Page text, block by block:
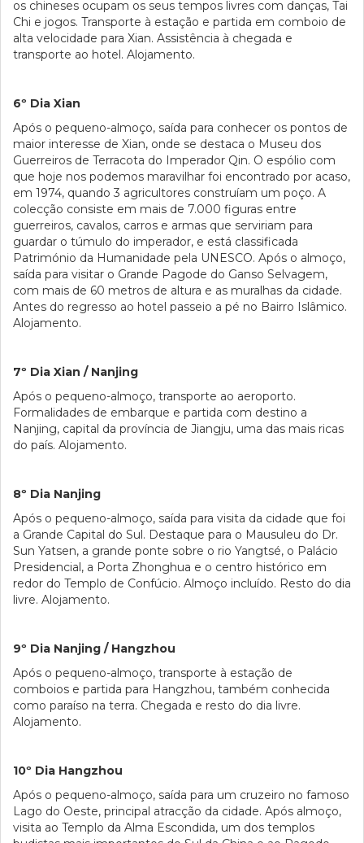
os chineses ocupam os seus tempos livres com danças, Tai
Chi e jogos. Transporte à estação e partida em comboio de
alta velocidade para Xian. Assistência à chegada e
transporte ao hotel. Alojamento.
6º Dia Xian
Após o pequeno-almoço, saída para conhecer os pontos de
maior interesse de Xian, onde se destaca o Museu dos
Guerreiros de Terracota do Imperador Qin. O espólio com
que hoje nos podemos maravilhar foi encontrado por acaso,
em 1974, quando 3 agricultores construíam um poço. A
colecção consiste em mais de 7.000 figuras entre
guerreiros, cavalos, carros e armas que serviriam para
guardar o túmulo do imperador, e está classificada
Património da Humanidade pela UNESCO. Após o almoço,
saída para visitar o Grande Pagode do Ganso Selvagem,
com mais de 60 metros de altura e as muralhas da cidade.
Antes do regresso ao hotel passeio a pé no Bairro Islâmico.
Alojamento.
7º Dia Xian / Nanjing
Após o pequeno-almoço, transporte ao aeroporto.
Formalidades de embarque e partida com destino a
Nanjing, capital da província de Jiangju, uma das mais ricas
do país. Alojamento.
8º Dia Nanjing
Após o pequeno-almoço, saída para visita da cidade que foi
a Grande Capital do Sul. Destaque para o Mausuleu do Dr.
Sun Yatsen, a grande ponte sobre o rio Yangtsé, o Palácio
Presidencial, a Porta Zhonghua e o centro histórico em
redor do Templo de Confúcio. Almoço incluído. Resto do dia
livre. Alojamento.
9º Dia Nanjing / Hangzhou
Após o pequeno-almoço, transporte à estação de
comboios e partida para Hangzhou, também conhecida
como paraíso na terra. Chegada e resto do dia livre.
Alojamento.
10º Dia Hangzhou
Após o pequeno-almoço, saída para um cruzeiro no famoso
Lago do Oeste, principal atracção da cidade. Após almoço,
visita ao Templo da Alma Escondida, um dos templos